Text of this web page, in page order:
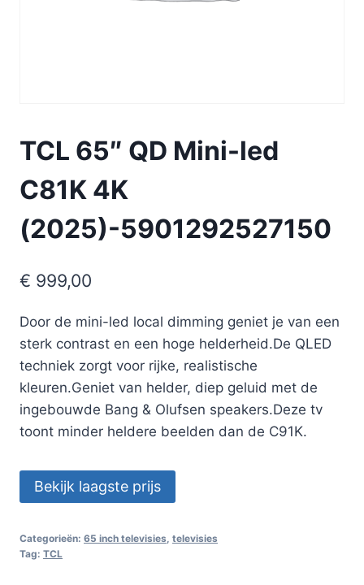
TCL 65″ QD Mini-led
C81K 4K
(2025)-5901292527150
€ 999,00
Door de mini-led local dimming geniet je van een
sterk contrast en een hoge helderheid.De QLED
techniek zorgt voor rijke, realistische
kleuren.Geniet van helder, diep geluid met de
ingebouwde Bang & Olufsen speakers.Deze tv
toont minder heldere beelden dan de C91K.
Bekijk laagste prijs
Categorieën: 65 inch televisies televisies
Tag: TCL